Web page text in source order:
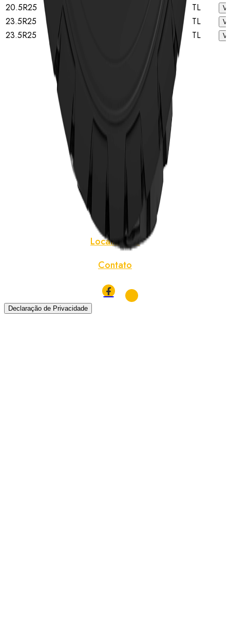
20.5R25 ★★ TL
23.5R25 ★★ TL
23.5R25 ★★ TL
Pneus TBR
Localização
Contato
Declaração de Privacidade